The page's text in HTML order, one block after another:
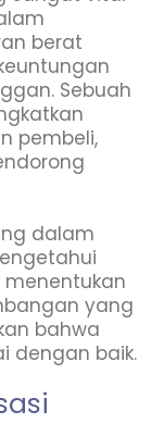
berat
Sebuah
pembeli,
dalam
yang
bahwa
dengan baik.